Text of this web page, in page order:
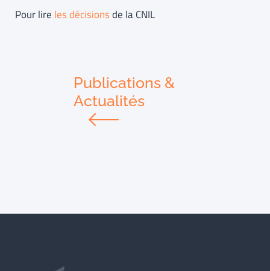
Pour lire les décisionsde la CNIL
Publications &
Actualités